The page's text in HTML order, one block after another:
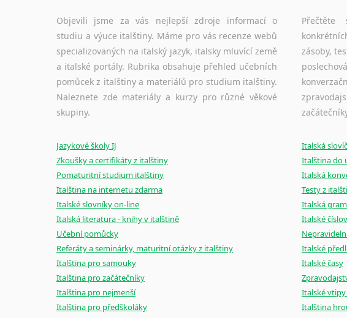
Objevili jsme za vás nejlepší zdroje informací o
studiu a výuce italštiny. Máme pro vás recenze webů
specializovaných na italský jazyk, italsky mluvící země
a italské portály. Rubrika obsahuje přehled učebních
pomůcek z italštiny a materiálů pro studium italštiny.
Naleznete zde materiály a kurzy pro různé věkové
skupiny.
Jazykové školy IJ
Zkoušky a certifikáty z italštiny
Pomaturitní studium italštiny
Italština na internetu zdarma
Italské slovníky on-line
Italská literatura - knihy v italštině
Učební pomůcky
Referáty a seminárky, maturitní otázky z italštiny
Italština pro samouky
Italština pro začátečníky
Italština pro nejmenší
Italština pro předškoláky
Přečtěte
zásoby,
Italská
Italština do
Italská
Testy z
Italská
Italské
Italské
Italské časy
Italské vtipy
Italština